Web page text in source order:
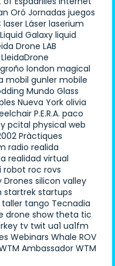
Oró Jornadas juegos
laser Láser laserium
Liquid Galaxy liquid
Drone LAB
LleidaDrone
london magical
mobil gunler mobile
Mundo Glass
Nueva York olivia
P.E.R.A. paco
pcital physical web
Pràctiques
radio realida
realidad virtual
robot roc rovs
Drones silicon valley
startrek startups
taller tango Tecnadia
drone show theta tic
tv twit ua1 ua1fm
Webinars Whale ROV
Ambassador WTM